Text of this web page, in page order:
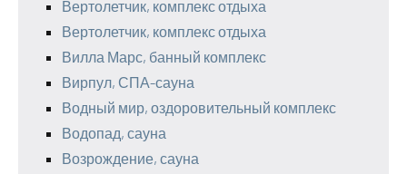
Вертолетчик, комплекс отдыха
Вертолетчик, комплекс отдыха
Вилла Марс, банный комплекс
Вирпул, СПА-сауна
Водный мир, оздоровительный комплекс
Водопад, сауна
Возрождение, сауна